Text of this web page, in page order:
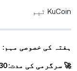
KuCoin ٹیم
ہفتہ کی خصوصی مہم:
🚀